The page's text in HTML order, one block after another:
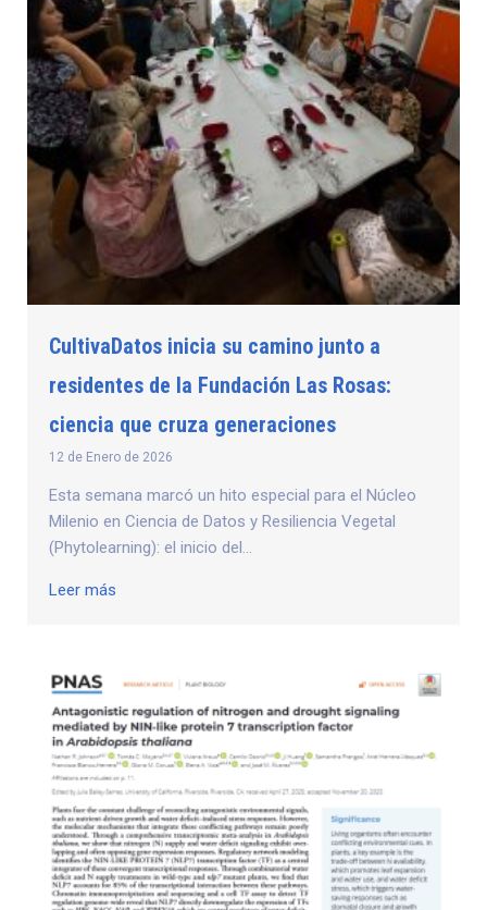
CultivaDatos inicia su camino junto a
residentes de la Fundación Las Rosas:
ciencia que cruza generaciones
12 de Enero de 2026
Esta semana marcó un hito especial para el Núcleo
Milenio en Ciencia de Datos y Resiliencia Vegetal
(Phytolearning): el inicio del...
Leer más